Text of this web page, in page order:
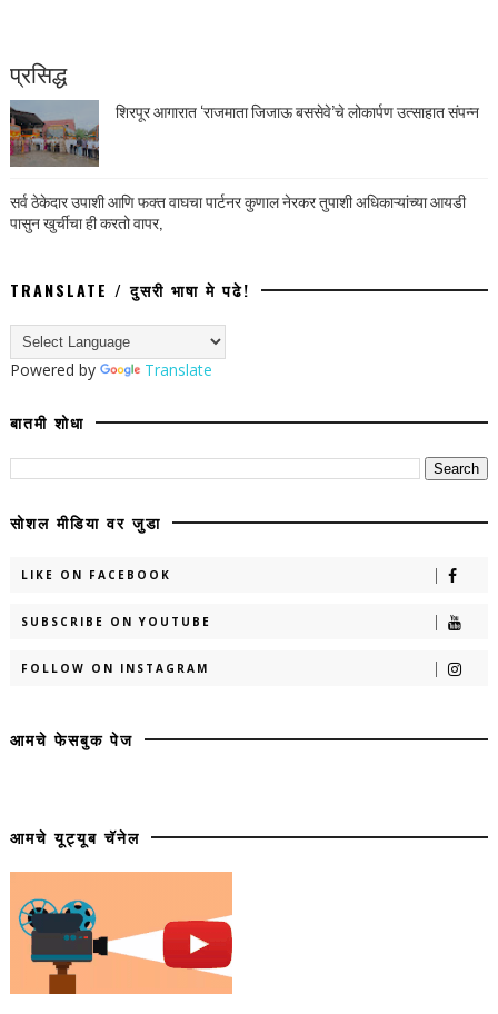
प्रसिद्ध
शिरपूर आगारात ‘राजमाता जिजाऊ बससेवे’चे लोकार्पण उत्साहात संपन्न
सर्व ठेकेदार उपाशी आणि फक्त वाघचा पार्टनर कुणाल नेरकर तुपाशी अधिकाऱ्यांच्या आयडी
पासुन खुर्चीचा ही करतो वापर,
TRANSLATE / दुसरी भाषा मे पढे!
Powered by Translate
बातमी शोधा
सोशल मीडिया वर जुडा
LIKE ON FACEBOOK
SUBSCRIBE ON YOUTUBE
FOLLOW ON INSTAGRAM
आमचे फेसबुक पेज
आमचे यूट्यूब चॅनेल